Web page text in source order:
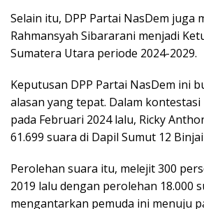
Selain itu, DPP Partai NasDem juga
Rahmansyah Sibararani menjadi
Sumatera Utara periode 2024-2029.
Keputusan DPP Partai NasDem ini
alasan yang tepat. Dalam
pada Februari 2024 lalu, Ricky
61.699 suara di Dapil Sumut 12
Perolehan suara itu, melejit 300
2019 lalu dengan perolehan 18.000
mengantarkan pemuda ini menuju